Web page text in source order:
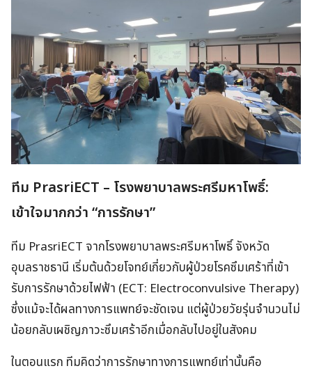
ทีม PrasriECT – โรงพยาบาลพระศรีมหาโพธิ์:
เข้าใจมากกว่า “การรักษา”
ทีม PrasriECT จากโรงพยาบาลพระศรีมหาโพธิ์ จังหวัด
อุบลราชธานี เริ่มต้นด้วยโจทย์เกี่ยวกับผู้ป่วยโรคซึมเศร้าที่เข้า
รับการรักษาด้วยไฟฟ้า (ECT: Electroconvulsive Therapy)
ซึ่งแม้จะได้ผลทางการแพทย์จะชัดเจน แต่ผู้ป่วยวัยรุ่นจำนวนไม่
น้อยกลับเผชิญภาวะซึมเศร้าอีกเมื่อกลับไปอยู่ในสังคม
ในตอนแรก ทีมคิดว่าการรักษาทางการแพทย์เท่านั้นคือ